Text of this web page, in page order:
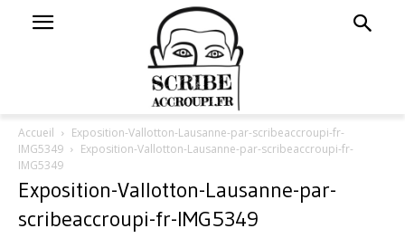
Accueil
Exposition-Vallotton-Lausanne-par-scribeaccroupi-fr-
IMG5349
Exposition-Vallotton-Lausanne-par-scribeaccroupi-fr-
IMG5349
Exposition-Vallotton-Lausanne-par-
scribeaccroupi-fr-IMG5349